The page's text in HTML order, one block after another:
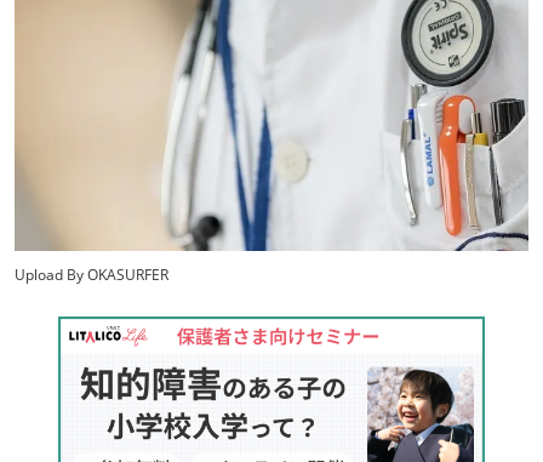
Upload By OKASURFER